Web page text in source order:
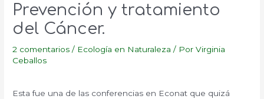
Prevención y tratamiento
del Cáncer.
2 comentarios / Ecología en Naturaleza / PorVirginia
Ceballos
Esta fue una de las conferencias en Econat que quizá